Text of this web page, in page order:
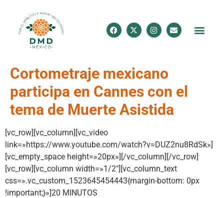
Cortometraje mexicano
participa en Cannes con el
tema de Muerte Asistida
[vc_row][vc_column][vc_video
link=»https://www.youtube.com/watch?v=DUZ2nu8RdSk»]
[vc_empty_space height=»20px»][/vc_column][/vc_row]
[vc_row][vc_column width=»1/2″][vc_column_text
css=».vc_custom_1523645454443{margin-bottom: 0px
!important;}»]20 MINUTOS